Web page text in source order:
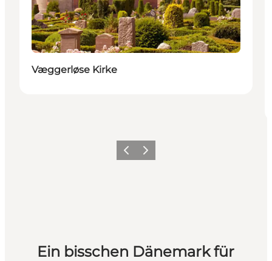
Væggerløse Kirke
ZurückWeiter
Ein bisschen Dänemark für